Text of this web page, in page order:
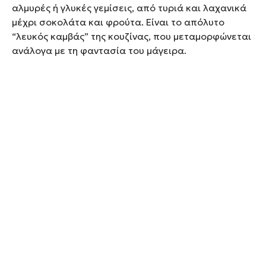
αλμυρές ή γλυκές γεμίσεις, από τυριά και λαχανικά
μέχρι σοκολάτα και φρούτα. Είναι το απόλυτο
“λευκός καμβάς” της κουζίνας, που μεταμορφώνεται
ανάλογα με τη φαντασία του μάγειρα.